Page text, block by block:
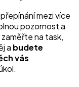
mezi více
pozornost a
na task,
a budete
vás